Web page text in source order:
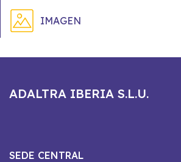
IMAGEN
ADALTRA IBERIA S.L.U.
SEDE CENTRAL